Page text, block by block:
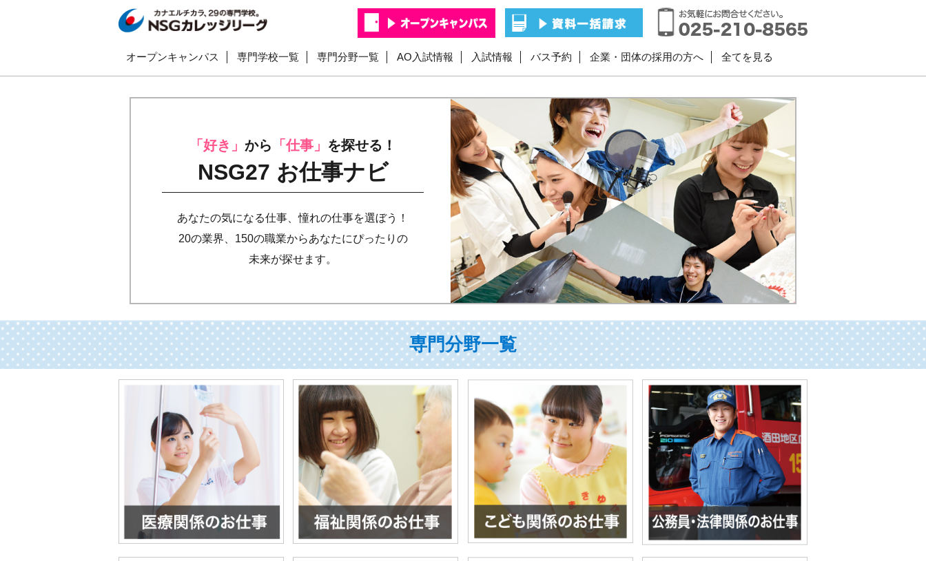
オープンキャンパス 専門学校一覧 専門分野一覧 AO入試情報 入試情報 バス予約 企業・団体の採用の方へ 全てを見る
「好き」 から 「仕事」 を探せる！
NSG27 お仕事ナビ
あなたの気になる仕事、憧れの仕事を選ぼう！
20の業界、150の職業からあなたにぴったりの
未来が探せます。
専門分野一覧